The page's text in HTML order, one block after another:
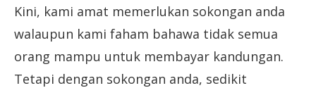
Kini, kami amat memerlukan sokongan anda
walaupun kami faham bahawa tidak semua
orang mampu untuk membayar kandungan.
Tetapi dengan sokongan anda, sedikit